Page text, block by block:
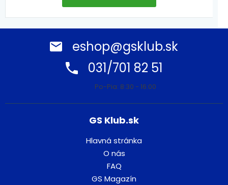
eshop@gsklub.sk
031/701 82 51
Po-Pia: 8:30 - 16:00
GS Klub.sk
Hlavná stránka
O nás
FAQ
GS Magazín